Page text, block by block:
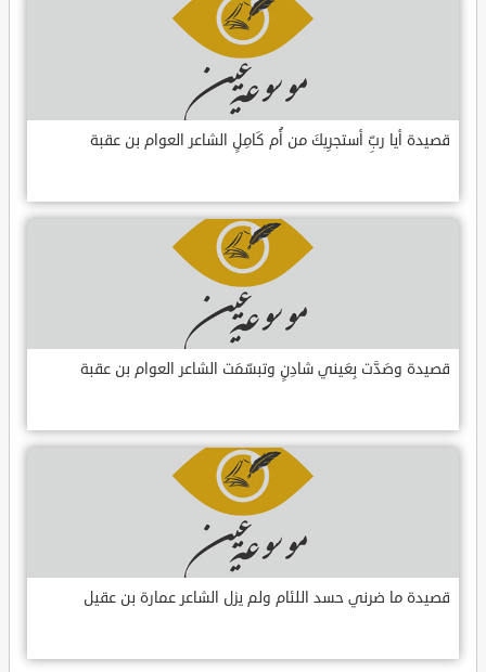
قصيدة أيا ربِّ أستجرِيكَ من أُم كَامِلٍ الشاعر العوام بن عقبة
قصيدة وصَدَّت بِعَيني شادِنٍ وتبسّمَت الشاعر العوام بن عقبة
قصيدة ما ضرني حسد اللئام ولم يزل الشاعر عمارة بن عقيل